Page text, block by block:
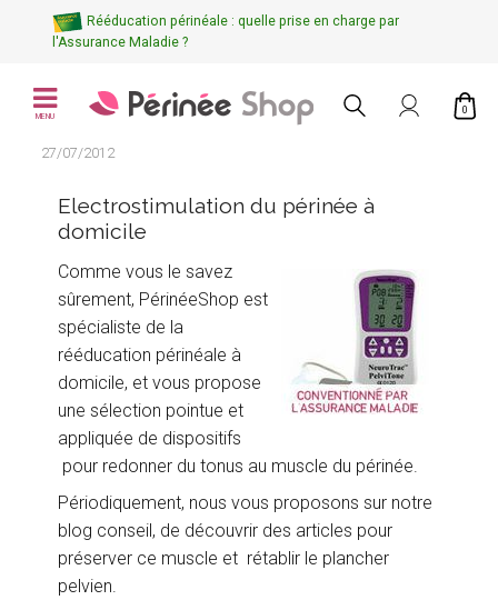
Rééducation périnéale : quelle prise en charge par
l'Assurance Maladie ?
MENU
0
27/07/2012
Electrostimulation du périnée à
domicile
Comme vous le savez
sûrement, PérinéeShop est
spécialiste de la
rééducation périnéale à
domicile, et vous propose
une sélection pointue et
appliquée de dispositifs
pour redonner du tonus au muscle du périnée.
Périodiquement, nous vous proposons sur notre
blog conseil, de découvrir des articles pour
préserver ce muscle et rétablir le plancher
pelvien.